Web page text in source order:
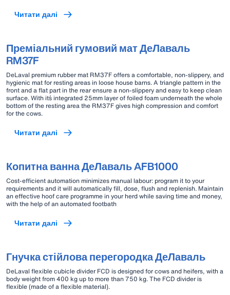
Читати далі
Преміальний гумовий мат ДеЛаваль
RM37F
DeLaval premium rubber mat RM37F offers a comfortable, non-slippery, and
hygienic mat for resting areas in loose house barns. A triangle pattern in the
front and a flat part in the rear ensure a non-slippery and easy to keep clean
surface. With it´s integrated 25mm layer of foiled foam underneath the whole
bottom of the resting area the RM37F gives high compression and comfort
for the cows.
Читати далі
Копитна ванна ДеЛаваль AFB1000
Cost-efficient automation minimizes manual labour: program it to your
requirements and it will automatically fill, dose, flush and replenish. Maintain
an effective hoof care programme in your herd while saving time and money,
with the help of an automated footbath
Читати далі
Гнучка стійлова перегородка ДеЛаваль
DeLaval flexible cubicle divider FCD is designed for cows and heifers, with a
body weight from 400 kg up to more than 750 kg. The FCD divider is
flexible (made of a flexible material).